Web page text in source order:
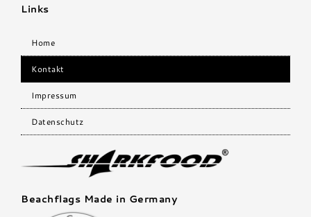
Links
Home
Kontakt
Impressum
Datenschutz
Beachflags Made in Germany